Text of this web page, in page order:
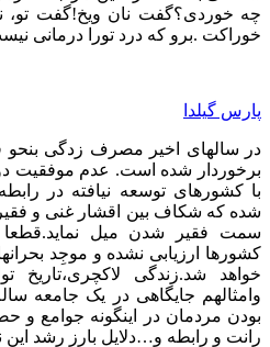
چه خوردی؟گفت نان ویخ!گفت تو،
خوراکت .برو که درد تورا درمانی
پارس گیلدا
در سالهای اخیر مصرف زدگی بنحو
برخوردار شده است. عدم موفقیت
با کشورهای توسعه نیافته در
شده که شکاف بین اقشار غنی و
سمت فقیر شدن میل نماید.قطعا
کشورها ارزیابی نشده و موجِد
خواهد شد.زندگی لاکچری،تاریخ
وامثالهم جایگاهی در یک جامعه
بودن مردمان در اینگونه جوامع و
رانت و رابطه و…دلایل بارز رشد